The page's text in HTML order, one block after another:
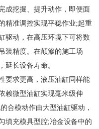
成挖掘、提升动作，即便面
精准调控实现平稳作业;起重
驱动，在高压环境下可将数
装精度。在颠簸的施工场
延长设备寿命。
要求更高，液压油缸同样能
赖微型油缸实现毫米级伸
合模动作由大型油缸驱动，
填充模具型腔;冶金设备中的